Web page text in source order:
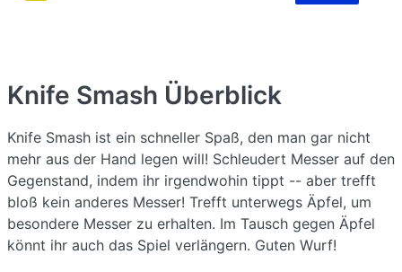
Knife Smash Überblick
Knife Smash ist ein schneller Spaß, den man gar nicht
mehr aus der Hand legen will! Schleudert Messer auf den
Gegenstand, indem ihr irgendwohin tippt -- aber trefft
bloß kein anderes Messer! Trefft unterwegs Äpfel, um
besondere Messer zu erhalten. Im Tausch gegen Äpfel
könnt ihr auch das Spiel verlängern. Guten Wurf!